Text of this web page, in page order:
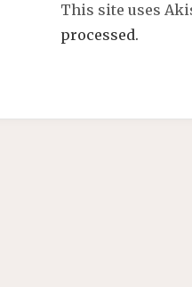
This site uses
processed.